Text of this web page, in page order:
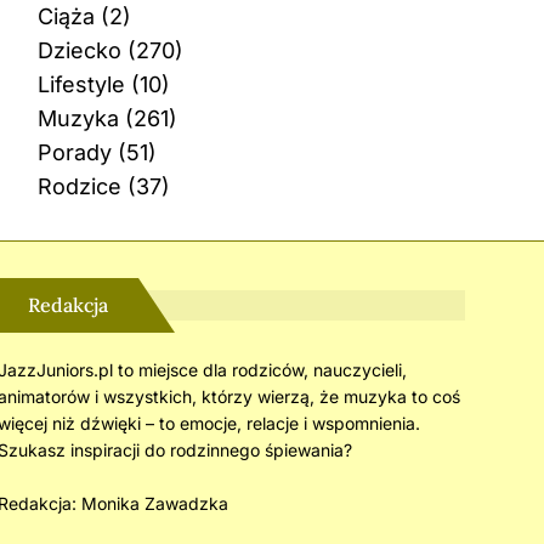
Ciąża (2)
Dziecko (270)
Lifestyle (10)
Muzyka (261)
Porady(51)
Rodzice (37)
Redakcja
to miejsce dla rodziców, nauczycieli,
i wszystkich, którzy wierzą, że muzyka to coś
niż dźwięki – to emocje, relacje i wspomnienia.
inspiracji do rodzinnego śpiewania?
Monika Zawadzka